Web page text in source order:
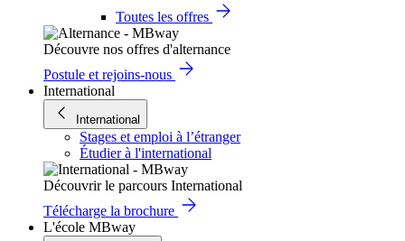
Toutes les offres
Découvre nos offres d'alternance
Postule et rejoins-nous
International
International
Stages et emploi à l’étranger
Étudier à l'international
Découvrir le parcours International
Télécharge la brochure
L'école MBway